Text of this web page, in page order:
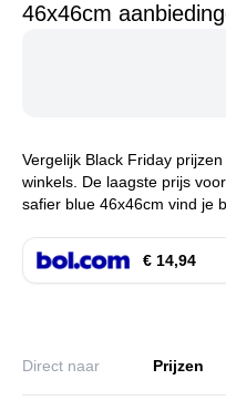
46x46cm
Vergelijk Black Friday
winkels. De laagste prijs
safier blue 46x46cm vind je
€ 14,94
Direct naar Prijzen